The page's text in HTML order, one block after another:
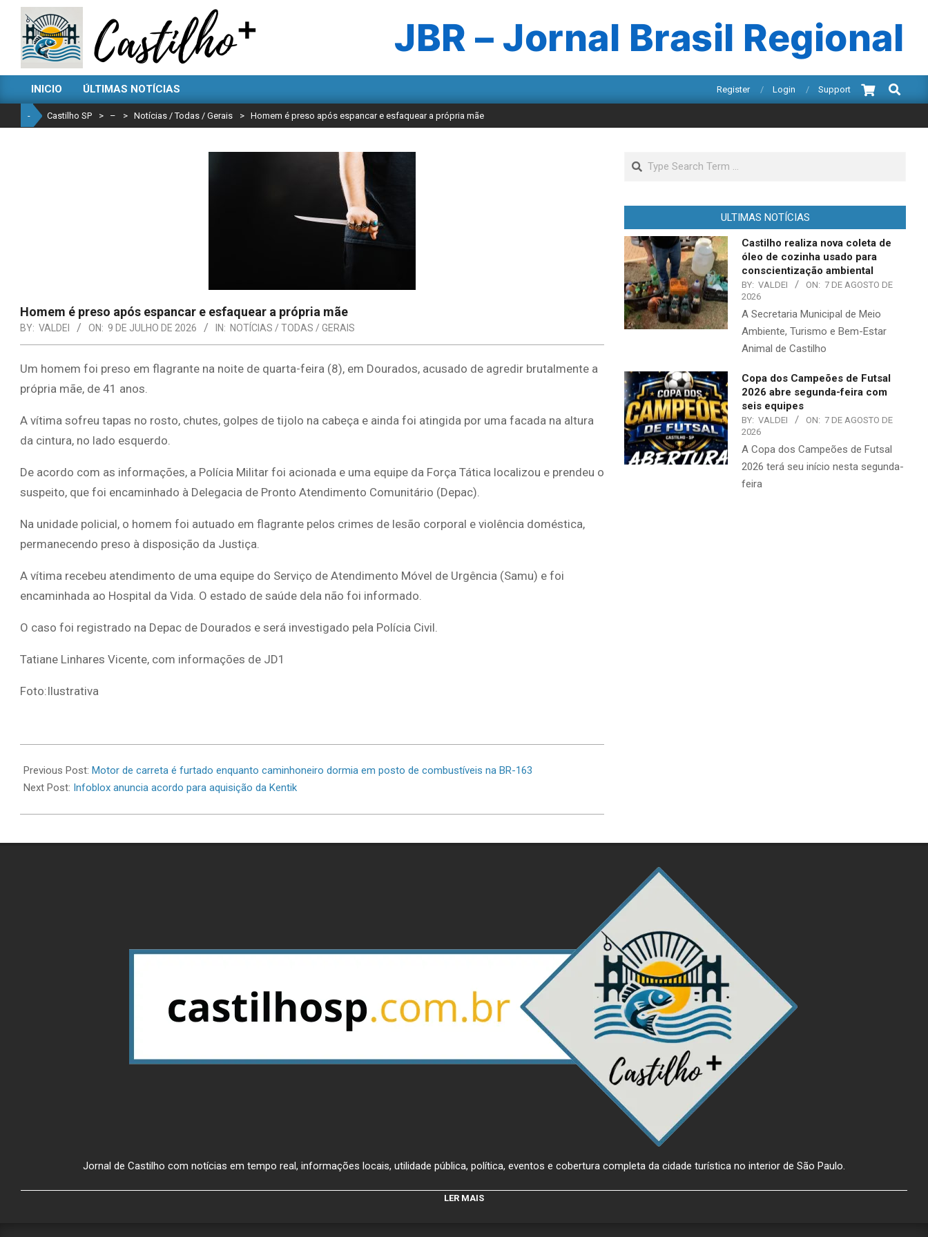
content
CASTILHO
SP
JBR – Jornal Brasil Regional
Primary
Navigation
Menu
INICIO ÚLTIMAS NOTÍCIAS Register Login Support
Search
- Castilho SP > – > Notícias / Todas / Gerais > Homem é preso após espancar e esfaquear a própria mãe
Homem é preso após espancar e esfaquear a própria mãe
BY: VALDEI ON: 9 DE JULHO DE 2026 IN: NOTÍCIAS / TODAS / GERAIS
Um homem foi preso em flagrante na noite de quarta-feira (8), em Dourados, acusado de agredir brutalmente a
própria mãe, de 41 anos.
A vítima sofreu tapas no rosto, chutes, golpes de tijolo na cabeça e ainda foi atingida por uma facada na altura
da cintura, no lado esquerdo.
De acordo com as informações, a Polícia Militar foi acionada e uma equipe da Força Tática localizou e prendeu o
suspeito, que foi encaminhado à Delegacia de Pronto Atendimento Comunitário (Depac).
Na unidade policial, o homem foi autuado em flagrante pelos crimes de lesão corporal e violência doméstica,
permanecendo preso à disposição da Justiça.
A vítima recebeu atendimento de uma equipe do Serviço de Atendimento Móvel de Urgência (Samu) e foi
encaminhada ao Hospital da Vida. O estado de saúde dela não foi informado.
O caso foi registrado na Depac de Dourados e será investigado pela Polícia Civil.
Tatiane Linhares Vicente, com informações de JD1
Foto:Ilustrativa
07-
09
Previous Post: Motor de carreta é furtado enquanto caminhoneiro dormia em posto de combustíveis na BR-163
Next Post: Infoblox anuncia acordo para aquisição da Kentik
Search
ULTIMAS NOTÍCIAS
Castilho realiza nova coleta de
óleo de cozinha usado para
conscientização ambiental
BY: VALDEI ON: 7 DE AGOSTO DE
2026
A Secretaria Municipal de Meio
Ambiente, Turismo e Bem-Estar
Animal de Castilho
Copa dos Campeões de Futsal
2026 abre segunda-feira com
seis equipes
BY: VALDEI ON: 7 DE AGOSTO DE
2026
A Copa dos Campeões de Futsal
2026 terá seu início nesta segunda-
feira
Jornal de Castilho com notícias em tempo real, informações locais, utilidade pública, política, eventos e cobertura completa da cidade turística no interior de São Paulo.
LER MAIS